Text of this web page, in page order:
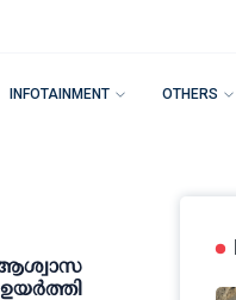
INFOTAINMENT OTHERS
ആശ്വാസ